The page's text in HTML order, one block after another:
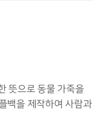
뜻으로 동물 가죽을
백을 제작하여 사람과